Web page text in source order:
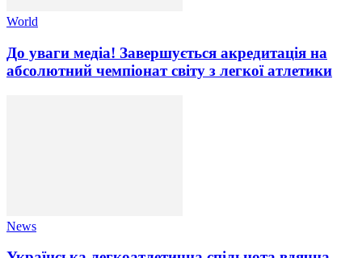
World
До уваги медіа! Завершується акредитація на
абсолютний чемпіонат світу з легкої атлетики
News